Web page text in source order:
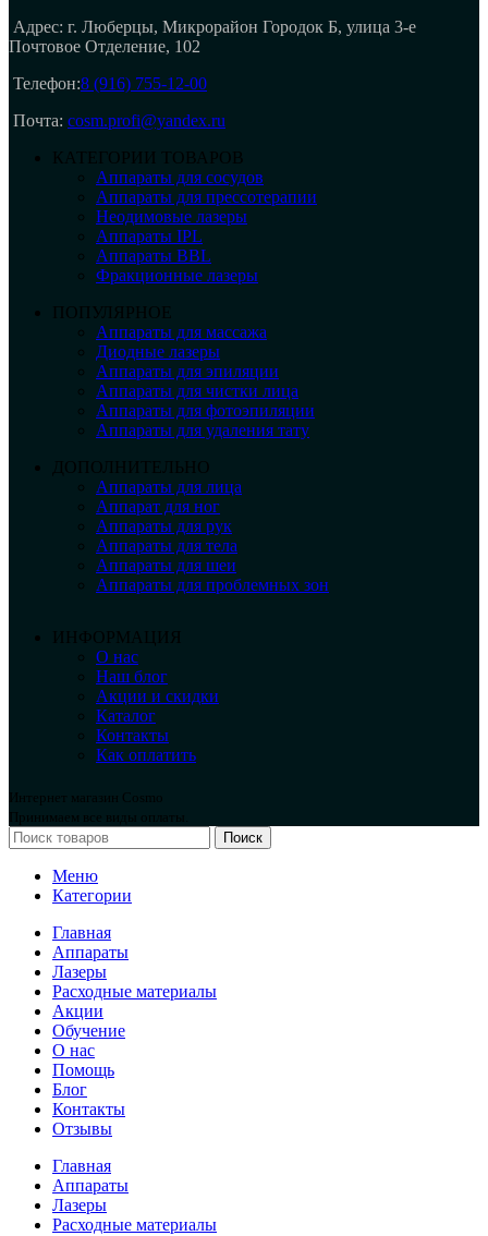
Адрес: г. Люберцы, Микрорайон Городок Б, улица 3-е
Почтовое Отделение, 102
Телефон:8 (916) 755-12-00
Почта: cosm.profi@yandex.ru
КАТЕГОРИИ ТОВАРОВ
Аппараты для сосудов
Аппараты для прессотерапии
Неодимовые лазеры
Аппараты IPL
Аппараты BBL
Фракционные лазеры
ПОПУЛЯРНОЕ
Аппараты для массажа
Диодные лазеры
Аппараты для эпиляции
Аппараты для чистки лица
Аппараты для фотоэпиляции
Аппараты для удаления тату
ДОПОЛНИТЕЛЬНО
Аппараты для лица
Аппарат для ног
Аппараты для рук
Аппараты для тела
Аппараты для шеи
Аппараты для проблемных зон
ИНФОРМАЦИЯ
О нас
Наш блог
Акции и скидки
Каталог
Контакты
Как оплатить
Интернет магазин Cosmo
Принимаем все виды оплаты.
Поиск
Меню
Категории
Главная
Аппараты
Лазеры
Расходные материалы
Акции
Обучение
О нас
Помощь
Блог
Контакты
Отзывы
Главная
Аппараты
Лазеры
Расходные материалы